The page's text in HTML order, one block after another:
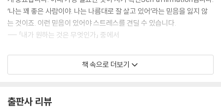
‘나는 꽤 좋은 사람이야. 나는 나름대로 잘 살고 있어’라는 믿음을 잃지 않
는 것이죠. 이런 믿음이 있어야 스트레스를 견딜 수 있습니다.
--- 「내가 원하는 것은 무엇인가」 중에서
역기능적 완벽주의는 번아웃의 원인입니다. 완벽함에 집착하면 할수록 마
른 수건을 짜는 것처럼 에너지와 시간을 쓸데없이 소모하게 됩니다. 덫에
열심히 쥐어짭니다. 어떤 성취를 해도 만족감이 없고 설령 만족의 순간이
책 속으로 더보기
출판사 리뷰